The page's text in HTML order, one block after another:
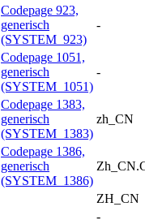
Codepage 923,
generisch
(SYSTEM_923)
-
Codepage 1051,
generisch
(SYSTEM_1051)
-
Codepage 1383,
generisch
(SYSTEM_1383)
zh_CN
Codepage 1386,
generisch
(SYSTEM_1386)
ZH_CN
-